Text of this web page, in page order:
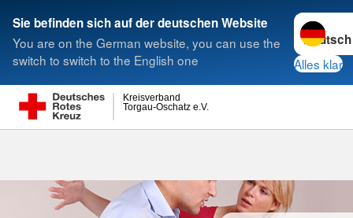
Sie befinden sich auf der deutschen Website
You are on the German website, you can use the
switch to switch to the English one
Sprache
Alles klar
Torgau-Oschatz e.V.
Kreisverband
Suche